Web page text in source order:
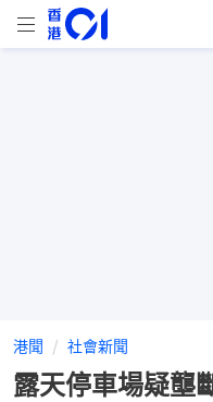
港聞 社會新聞
露天停車場疑